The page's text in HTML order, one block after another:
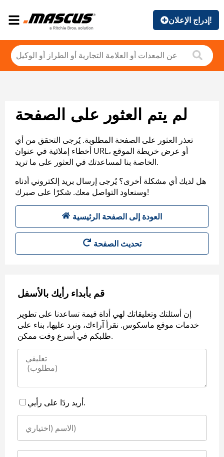
إدراج الإعلان!
لم يتم العثور على الصفحة
تعذر العثور على الصفحة المطلوبة. يُرجى التحقق من أي
أخطاء إملائية في عنوان URL، أو عرض خريطة الموقع
الخاصة بنا لمساعدتك في العثور على ما تريد.
هل لديك أي مشكلة أخرى؟ يُرجى إرسال بريد إلكتروني أدناه
وسنعاود التواصل معك. شكرًا على صبرك!
العودة إلى الصفحة الرئيسية
تحديث الصفحة
قم بأبداء رأيك بالأسفل
إن أسئلتك وتعليقاتك لهي أداة قيمة تساعدنا على تطوير
خدمات موقع ماسكوس. نقرأ آراءك، ونرد عليها، بناء على
طلبكم في أسرع وقت ممكن.
أريد ردًا على رأيي.